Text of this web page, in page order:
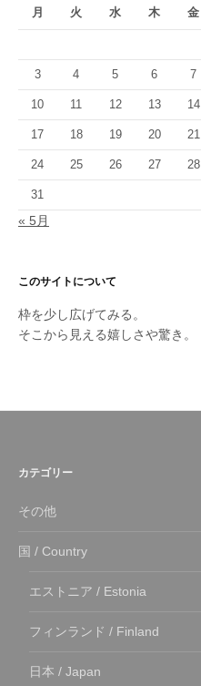
月 火 水 木 金
3 4 5 6 7
10 11 12 13 14
17 18 19 20 21
24 25 26 27 28
31
« 5月
このサイトについて
枠を少し広げてみる。
そこから見える嬉しさや驚き。
カテゴリー
その他
国 / Country
エストニア / Estonia
フィンランド / Finland
日本 / Japan